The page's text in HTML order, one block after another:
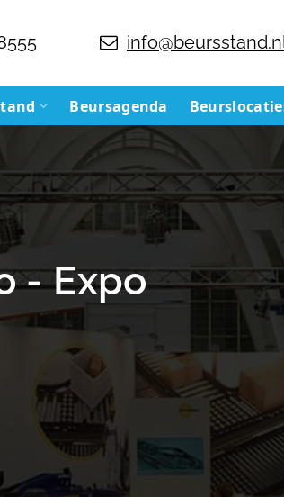
Beursagenda
- Expo